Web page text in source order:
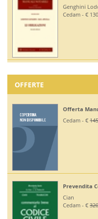
Genghini
Cedam - €
OFFERTE
Offerta
Cedam - €
Prevendita
Cian
Cedam - €